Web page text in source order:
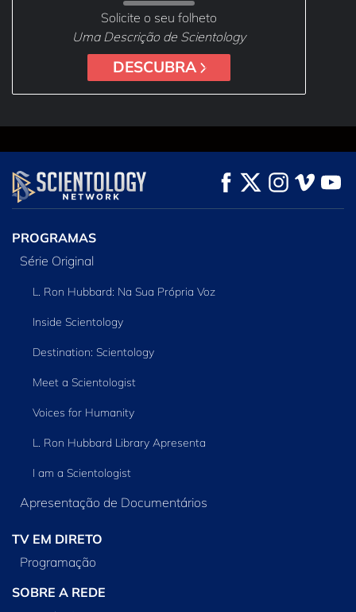
Solicite o seu folheto
Uma Descrição de Scientology
DESCUBRA
PROGRAMAS
Série Original
L. Ron Hubbard: Na Sua Própria Voz
Inside Scientology
Destination: Scientology
Meet a Scientologist
Voices for Humanity
L. Ron Hubbard Library Apresenta
I am a Scientologist
Apresentação de Documentários
TV EM DIRETO
Programação
SOBRE A REDE